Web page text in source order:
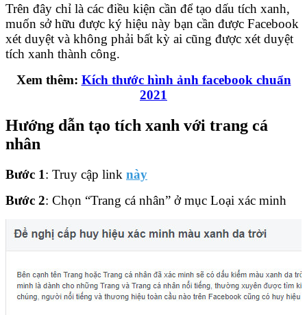
Trên đây chỉ là các điều kiện cần để tạo dấu tích xanh,
muốn sở hữu được ký hiệu này bạn cần được Facebook
xét duyệt và không phải bất kỳ ai cũng được xét duyệt
tích xanh thành công.
Xem thêm: Kích thước hình ảnh facebook chuẩn
2021
Hướng dẫn tạo tích xanh với trang cá
nhân
Bước 1: Truy cập link này
Bước 2: Chọn “Trang cá nhân” ở mục Loại xác minh